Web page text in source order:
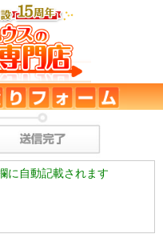
に自動記載されます